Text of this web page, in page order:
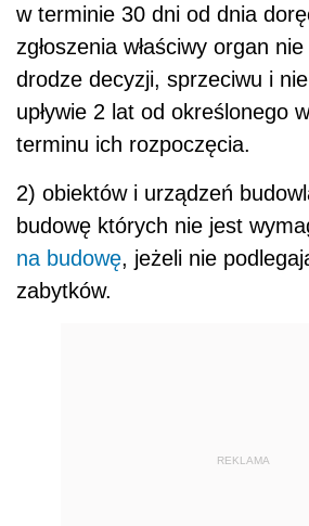
w terminie 30 dni od dnia
zgłoszenia właściwy organ
drodze decyzji, sprzeciwu i
upływie 2 lat od określonego
terminu ich rozpoczęcia.
2) obiektów i urządzeń
budowę których nie jest
na budowę, jeżeli nie
zabytków.
REKLAMA